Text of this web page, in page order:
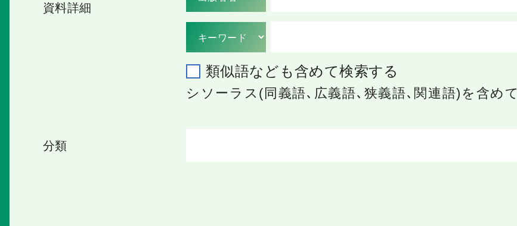
資料詳細
類似語なども含めて検索する
シソーラス(同義語､広義語､狭義語､関連語)を含め
分類